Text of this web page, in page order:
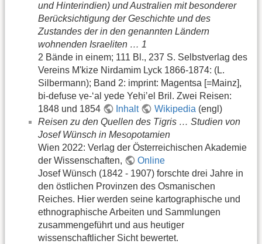
und Hinterindien) und Australien mit besonderer
Berücksichtigung der Geschichte und des
Zustandes der in den genannten Ländern
wohnenden Israeliten … 1
2 Bände in einem; 111 Bl., 237 S. Selbstverlag des
Vereins M'kize Nirdamim Lyck 1866-1874: (L.
Silbermann); Band 2: imprint: Magentsa [=Mainz],
bi-defuse ṿe-ʻal yede Yeḥiʼel Bril. Zwei Reisen:
1848 und 1854
Inhalt Wikipedia (engl)
Reisen zu den Quellen des Tigris … Studien von
Josef Wünsch in Mesopotamien
Wien 2022: Verlag der Österreichischen Akademie
der Wissenschaften,
Online
Josef Wünsch (1842 - 1907) forschte drei Jahre in
den östlichen Provinzen des Osmanischen
Reiches. Hier werden seine kartographische und
ethnographische Arbeiten und Sammlungen
zusammengeführt und aus heutiger
wissenschaftlicher Sicht bewertet.